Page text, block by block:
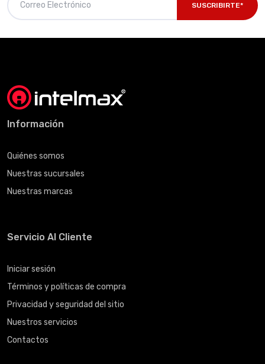
SUSCRIBIRTE*
Información
Quiénes somos
Nuestras sucursales
Nuestras marcas
Servicio Al Cliente
Iniciar sesión
Términos y políticas de compra
Privacidad y seguridad del sitio
Nuestros servicios
Contactos